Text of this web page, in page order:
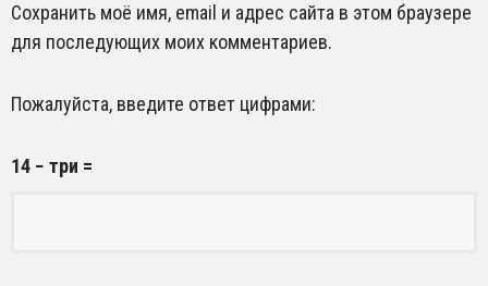
Сохранить моё имя, email и адрес сайта в этом браузере
для последующих моих комментариев.
Пожалуйста, введите ответ цифрами:
14 − три =